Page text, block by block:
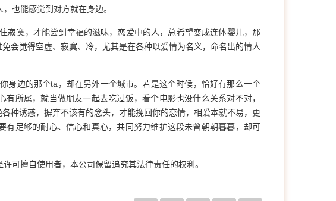
也能感觉到对方就在身边。
寂寞，才能尝到幸福的滋味，恋爱中的人，总希望变成连体婴儿，那
会觉得空虚、寂寞、冷，尤其是在各种以爱情为名义，命名出的情人
身边的那个ta，却在另外一个城市。若是这个时候，恰好有那么一个
所属，就当做朋友一起去吃过饭，看个电影也没什么关系对不对，
种诱惑，摒弃不该有的念头，才能挽回你的恋情，相爱本就不易，更
有足够的耐心、信心和真心，共同努力维护这段未曾朝朝暮暮，却可
可擅自使用者，本公司保留追究其法律责任的权利。